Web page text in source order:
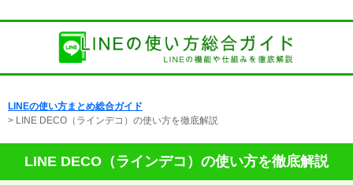
LINEの使い方まとめ総合ガイド
> LINE DECO（ラインデコ）の使い方を徹底解説
LINE DECO（ラインデコ）の使い方を徹底解説